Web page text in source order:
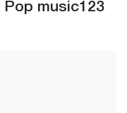
Pop music123